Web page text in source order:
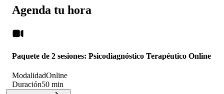
Agenda tu hora
Paquete de 2 sesiones: Psicodiagnóstico Terapéutico Online
ModalidadOnline
Duración50 min